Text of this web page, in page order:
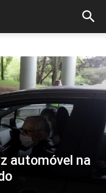
automóvel na